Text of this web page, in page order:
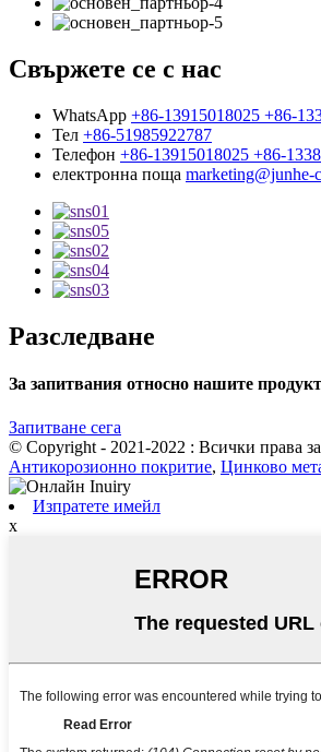
Свържете се с нас
WhatsApp +86-13915018025 +86-
Тел +86-51985922787
Телефон +86-13915018025 +86-
електронна поща marketing@junhe-
Разследване
За запитвания относно нашите
Запитване сега
© Copyright - 2021-2022 : Всички права
Антикорозионно покритие, Цинково
Изпратете имейл
x